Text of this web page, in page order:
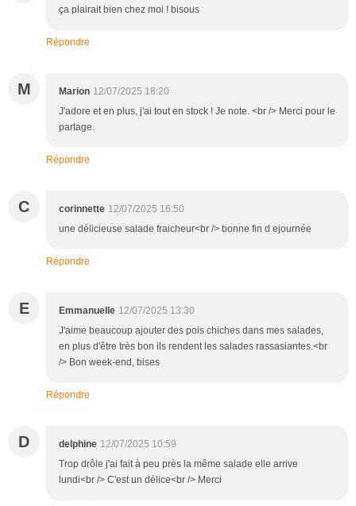
ça plairait bien chez moi ! bisous
Répondre
M Marion 12/07/2025 18:20
J'adore et en plus, j'ai tout en stock ! Je note. <br /> Merci pour le
partage.
Répondre
C corinnette 12/07/2025 16:50
une délicieuse salade fraicheur<br /> bonne fin d ejournée
Répondre
E Emmanuelle 12/07/2025 13:30
J'aime beaucoup ajouter des pois chiches dans mes salades,
en plus d'être très bon ils rendent les salades rassasiantes.<br
/> Bon week-end, bises
Répondre
D delphine 12/07/2025 10:59
Trop drôle j'ai fait à peu près la même salade elle arrive
lundi<br /> C'est un délice<br /> Merci